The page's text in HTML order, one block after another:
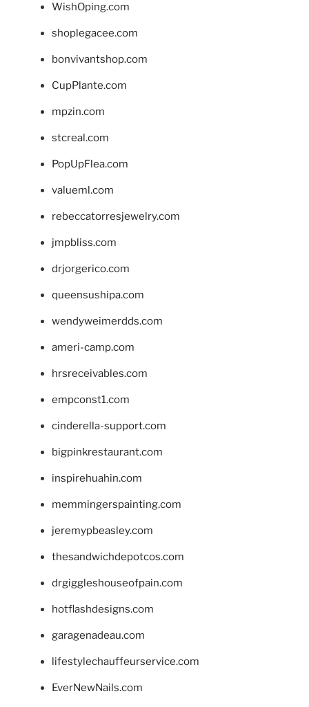
WishOping.com
shoplegacee.com
bonvivantshop.com
CupPlante.com
mpzin.com
stcreal.com
PopUpFlea.com
valueml.com
rebeccatorresjewelry.com
jmpbliss.com
drjorgerico.com
queensushipa.com
wendyweimerdds.com
ameri-camp.com
hrsreceivables.com
empconst1.com
cinderella-support.com
bigpinkrestaurant.com
inspirehuahin.com
memmingerspainting.com
jeremypbeasley.com
thesandwichdepotcos.com
drgiggleshouseofpain.com
hotflashdesigns.com
garagenadeau.com
lifestylechauffeurservice.com
EverNewNails.com